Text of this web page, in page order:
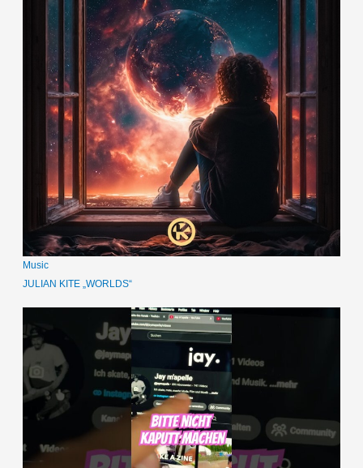
Music
JULIAN KITE „WORLDS“